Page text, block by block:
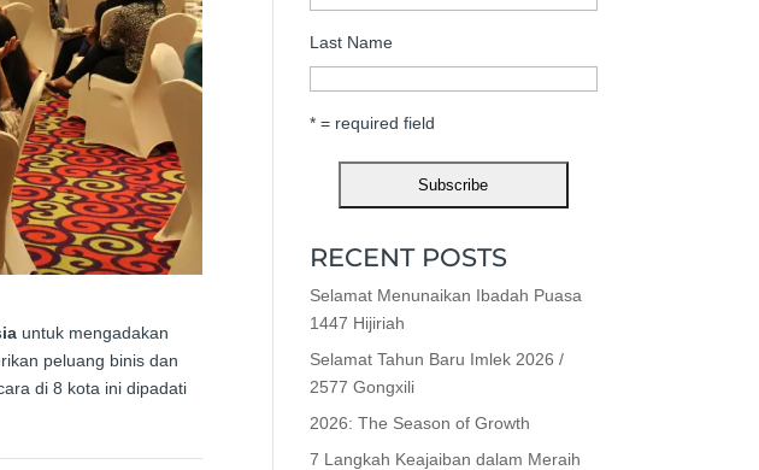
untuk mengadakan
peluang binis dan
di 8 kota ini dipadati
Last Name
* = required field
RECENT POSTS
Selamat Menunaikan Ibadah Puasa
1447 Hijiriah
Selamat Tahun Baru Imlek 2026 /
2577 Gongxili
2026: The Season of Growth
7 Langkah Keajaiban dalam Meraih